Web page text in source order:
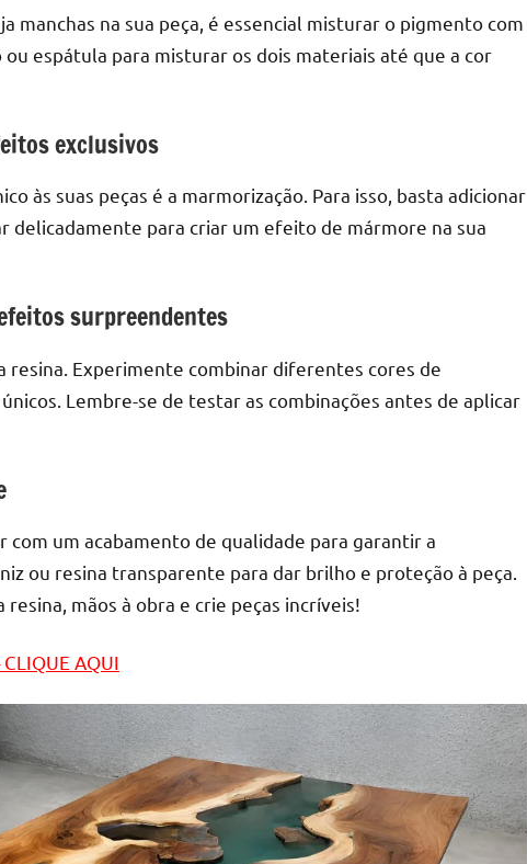
manchas na sua peça, é essencial misturar o pigmento com
espátula para misturar os dois materiais até que a cor
exclusivos
às suas peças é a marmorização. Para isso, basta adicionar
delicadamente para criar um efeito de mármore na sua
surpreendentes
resina. Experimente combinar diferentes cores de
Lembre-se de testar as combinações antes de aplicar
um acabamento de qualidade para garantir a
ou resina transparente para dar brilho e proteção à peça.
mãos à obra e crie peças incríveis!
AQUI